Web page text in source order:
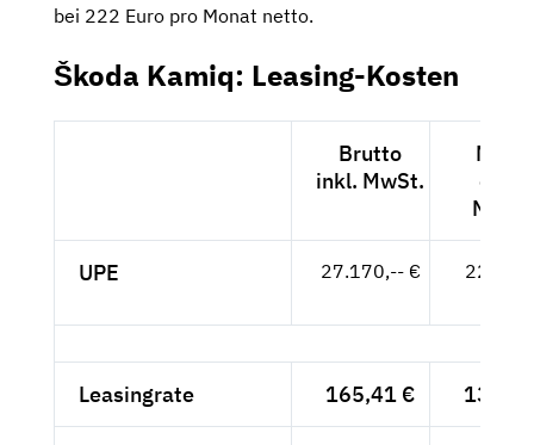
bei 222 Euro pro Monat netto.
Škoda Kamiq: Leasing-Kosten
Brutto
inkl. MwSt.
Netto
exkl.
MwSt.
UPE 27.170,-- €
Leasingrate 165,41 € 139,--